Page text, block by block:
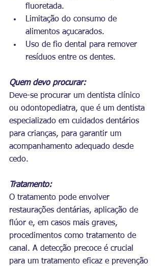
fluoretada.
Limitação do consumo de
alimentos açucarados.
Uso de fio dental para remover
resíduos entre os dentes.
Quem devo procurar:
Deve-se procurar um dentista clínico
ou odontopediatra, que é um dentista
especializado em cuidados dentários
para crianças, para garantir um
acompanhamento adequado desde
cedo.
Tratamento:
O tratamento pode envolver
restaurações dentárias, aplicação de
flúor e, em casos mais graves,
procedimentos como tratamento de
canal. A detecção precoce é crucial
para um tratamento eficaz e prevenção